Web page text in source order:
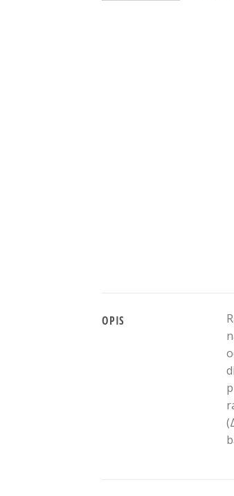
OPIS